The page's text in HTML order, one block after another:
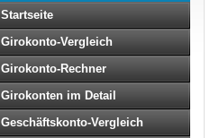
Startseite
Girokonto-Vergleich
Girokonto-Rechner
Girokonten im Detail
Geschäftskonto-Vergleich